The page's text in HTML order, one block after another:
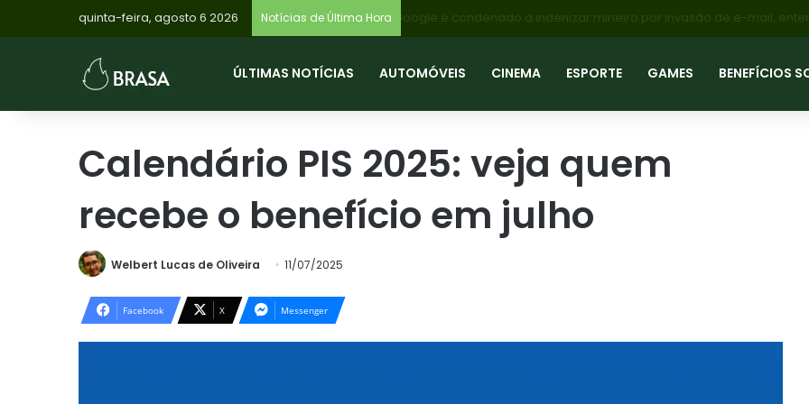
quinta-feira, agosto 6 2026 Notícias de Última Hora
ÚLTIMAS NOTÍCIAS AUTOMÓVEIS CINEMA ESPORTE GAMES BENEFÍCIOS
Calendário PIS 2025: veja quem
recebe o benefício em julho
Welbert Lucas de Oliveira 11/07/2025
Facebook X Messenger